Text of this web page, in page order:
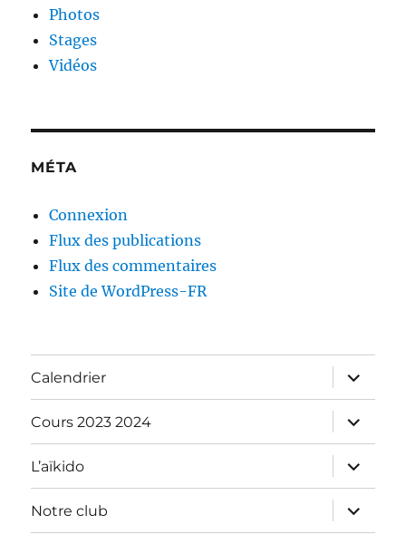
Photos
Stages
Vidéos
MÉTA
Connexion
Flux des publications
Flux des commentaires
Site de WordPress-FR
Calendrier
ouvrir
le
sous-
menu
Cours 2023 2024
ouvrir
le
sous-
menu
L’aïkido
ouvrir
le
sous-
menu
Notre club
ouvrir
le
sous-